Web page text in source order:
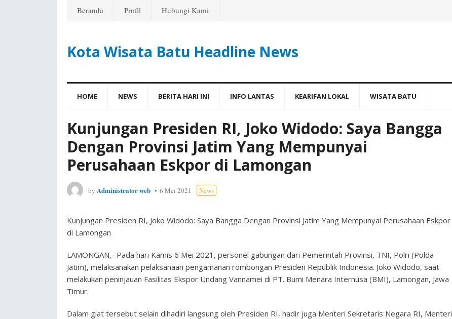
Beranda Profil Hubungi Kami
Kota Wisata Batu Headline News
HOME NEWS BERITA HARI INI INFO LANTAS KEARIFAN LOKAL WISATA BATU
Kunjungan Presiden RI, Joko Widodo: Saya Bangga
Dengan Provinsi Jatim Yang Mempunyai
Perusahaan Eskpor di Lamongan
by Administrator web 6 Mei 2021 News
Kunjungan Presiden RI, Joko Widodo: Saya Bangga Dengan Provinsi Jatim Yang Mempunyai Perusahaan Eskpor
di Lamongan
LAMONGAN,- Pada hari Kamis 6 Mei 2021, personel gabungan dari Pemerintah Provinsi, TNI, Polri (Polda
Jatim), melaksanakan pelaksanaan pengamanan rombongan Presiden Republik Indonesia. Joko Widodo, saat
melakukan peninjauan Fasilitas Ekspor Undang Vannamei di PT. Bumi Menara Internusa (BMI), Lamongan, Jawa
Timur.
Dalam giat tersebut selain dihadiri langsung oleh Presiden RI, hadir juga Menteri Sekretaris Negara RI, Menteri